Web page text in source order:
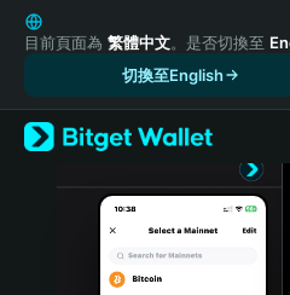
English
日本語
Русский
Español (Latinoamérica)
Türkçe
目前頁面為 繁體中文。是否切換至
切換至English